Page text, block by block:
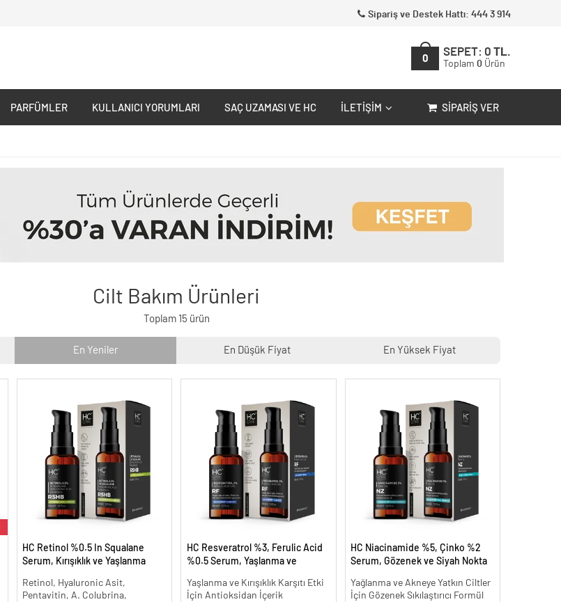
Sipariş ve Destek Hattı: 444 3 914
0
SEPET: 0 TL.
Toplam 0 Ürün
PARFÜMLER KULLANICI YORUMLARI SAÇ UZAMASI VE HC İLETIŞIM SIPARIŞ VER
Cilt Bakım Ürünleri
Toplam 15 ürün
En Yeniler En Düşük Fiyat En Yüksek Fiyat
HC Retinol %0.5 In Squalane
Serum, Kırışıklık ve Yaşlanma
Retinol, Hyaluronic Asit,
Pentavitin, A. Colubrina,
HC Resveratrol %3, Ferulic Acid
%0.5 Serum, Yaşlanma ve
Yaşlanma ve Kırışıklık Karşıtı Etki
İçin Antioksidan İçerik
HC Niacinamide %5, Çinko %2
Serum, Gözenek ve Siyah Nokta
- 30 ml.
Yağlanma ve Akneye Yatkın Ciltler
İçin Gözenek Sıkılaştırıcı Formül